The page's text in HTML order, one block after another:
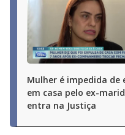
Mulher é impedida de
em casa pelo ex-
entra na Justiça